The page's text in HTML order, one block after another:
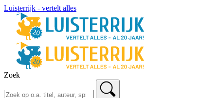
Luisterrijk - vertelt alles
Zoek